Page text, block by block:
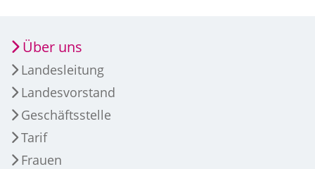
Über uns
Landesleitung
Landesvorstand
Geschäftsstelle
Tarif
Frauen